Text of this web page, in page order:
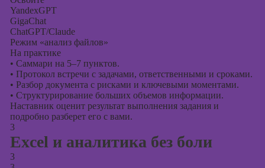
YandexGPT
GigaChat
ChatGPT/Claude
Режим «анализ файлов»
На практике
• Саммари на 5–7 пунктов.
• Протокол встречи с задачами, ответственными и сроками.
• Разбор документа с рисками и ключевыми моментами.
• Структурирование больших объемов информации.
Наставник оценит результат выполнения задания и
подробно разберет его с вами.
3
Excel и аналитика без боли
3